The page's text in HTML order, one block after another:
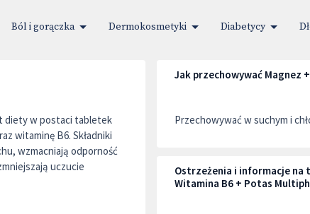
Ból i gorączka Dermokosmetyki Diabetycy
diety w postaci tabletek
witaminę B6. Składniki
wzmacniają odporność
uczucie
Jak przechowywać Magnez
Przechowywać w suchym i
Ostrzeżenia i informacje na
Witamina B6 + Potas